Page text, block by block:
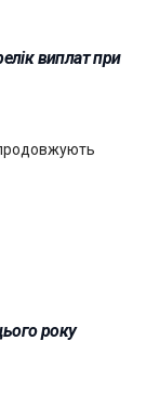
виплат при
продовжують
року